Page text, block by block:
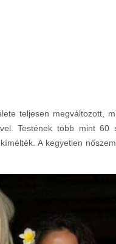
teljesen megváltozott,
Testének több mint 60
A kegyetlen